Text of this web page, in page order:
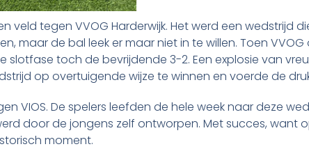
tegen VVOG Harderwijk. Het werd een wedstrijd
maar de bal leek er maar niet in te willen. Toen
slotfase toch de bevrijdende 3-2. Een explosie van
op overtuigende wijze te winnen en voerde de
VIOS. De spelers leefden de hele week naar deze
door de jongens zelf ontworpen. Met succes,
moment.